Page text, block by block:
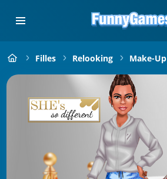
Filles Relooking Make-Up